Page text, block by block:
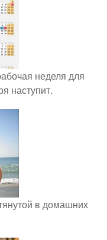
неделя для
наступит.
в домашних